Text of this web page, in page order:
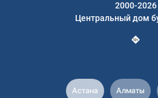
2000-2026
Центральный дом
Астана Алматы